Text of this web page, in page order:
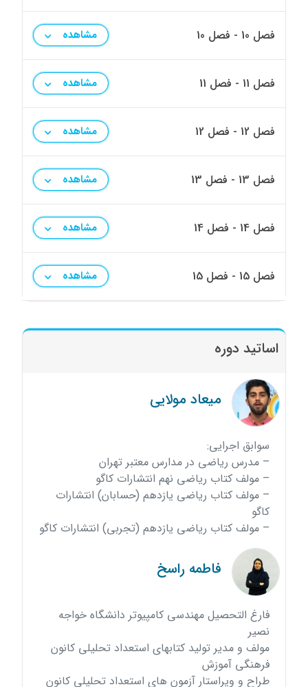
فصل 10 - فصل 10 مشاهده
فصل 11 - فصل 11 مشاهده
فصل 12 - فصل 12 مشاهده
فصل 13 - فصل 13 مشاهده
فصل 14 - فصل 14 مشاهده
فصل 15 - فصل 15 مشاهده
اساتید دوره
میعاد مولایی
سوابق اجرایی:
– مدرس ریاضی در مدارس معتبر تهران
– مولف کتاب ریاضی نهم انتشارات کاگو
– مولف کتاب ریاضی یازدهم (حسابان) انتشارات
کاگو
– مولف کتاب ریاضی یازدهم (تجربی) انتشارات کاگو
فاطمه راسخ
فارغ التحصیل مهندسی کامپیوتر دانشگاه خواجه
نصیر
مولف و مدیر تولید کتابهای استعداد تحلیلی کانون
فرهنگی آموزش
طراح و ویراستار آزمون های استعداد تحلیلی کانون